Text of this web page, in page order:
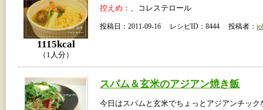
1115kcal
（1人分）
控えめ： 、コレステロール
投稿日：2011-09-16 レシピID：8444 投稿者：
スパム＆玄米のアジアン焼き飯
今日はスパムと玄米でちょっとアジアンチック